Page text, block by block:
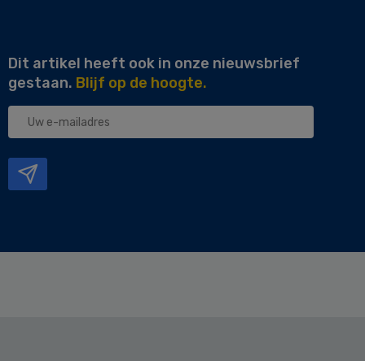
Dit artikel heeft ook in onze nieuwsbrief
gestaan. Blijf op de hoogte.
Uw